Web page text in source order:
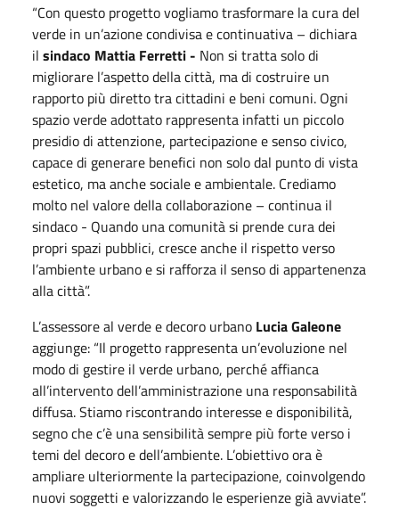
“Con questo progetto vogliamo trasformare la cura del
verde in un’azione condivisa e continuativa – dichiara
il sindaco Mattia Ferretti - Non si tratta solo di
migliorare l’aspetto della città, ma di costruire un
rapporto più diretto tra cittadini e beni comuni. Ogni
spazio verde adottato rappresenta infatti un piccolo
presidio di attenzione, partecipazione e senso civico,
capace di generare benefici non solo dal punto di vista
estetico, ma anche sociale e ambientale. Crediamo
molto nel valore della collaborazione – continua il
sindaco - Quando una comunità si prende cura dei
propri spazi pubblici, cresce anche il rispetto verso
l’ambiente urbano e si rafforza il senso di appartenenza
alla città”.
L’assessore al verde e decoro urbano Lucia Galeone
aggiunge: “Il progetto rappresenta un’evoluzione nel
modo di gestire il verde urbano, perché affianca
all’intervento dell’amministrazione una responsabilità
diffusa. Stiamo riscontrando interesse e disponibilità,
segno che c’è una sensibilità sempre più forte verso i
temi del decoro e dell’ambiente. L’obiettivo ora è
ampliare ulteriormente la partecipazione, coinvolgendo
nuovi soggetti e valorizzando le esperienze già avviate”.